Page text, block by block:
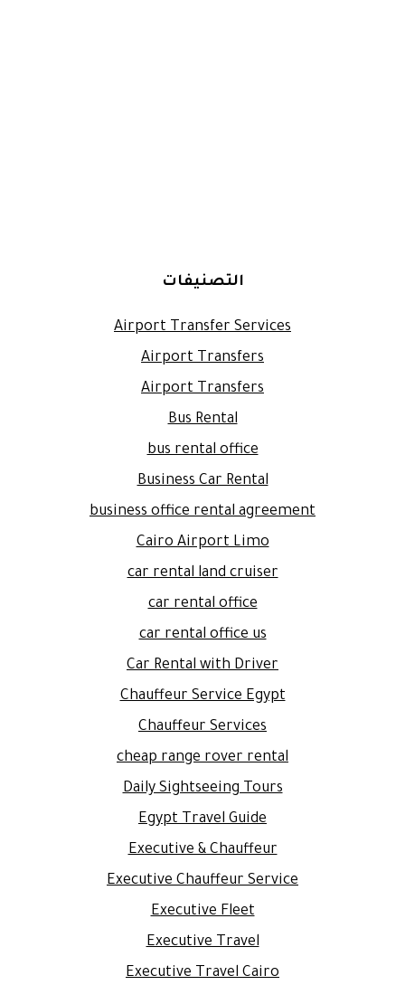
التصنيفات
Airport Transfer Services
Airport Transfers
Airport Transfers
Bus Rental
bus rental office
Business Car Rental
business office rental agreement
Cairo Airport Limo
car rental land cruiser
car rental office
car rental office us
Car Rental with Driver
Chauffeur Service Egypt
Chauffeur Services
cheap range rover rental
Daily Sightseeing Tours
Egypt Travel Guide
Executive & Chauffeur
Executive Chauffeur Service
Executive Fleet
Executive Travel
Executive Travel Cairo